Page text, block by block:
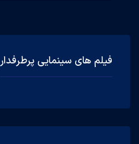
فیلم های سینمایی پرطرفدار